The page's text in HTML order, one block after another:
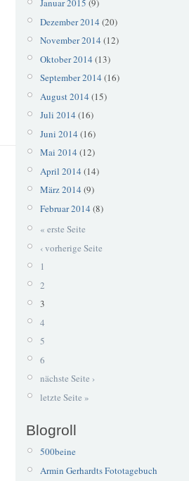
Januar 2015 (9)
Dezember 2014 (20)
November 2014 (12)
Oktober 2014 (13)
September 2014 (16)
August 2014 (15)
Juli 2014 (16)
Juni 2014 (16)
Mai 2014 (12)
April 2014 (14)
März 2014 (9)
Februar 2014 (8)
« erste Seite
‹ vorherige Seite
1
2
3
4
5
6
nächste Seite ›
letzte Seite »
Blogroll
500beine
Armin Gerhardts Fototagebuch